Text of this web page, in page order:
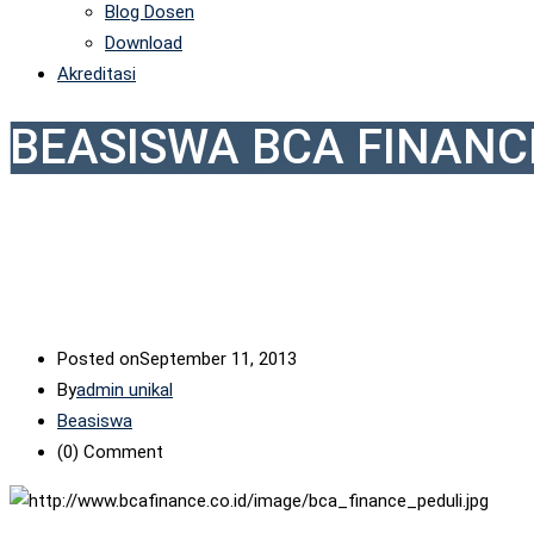
Blog Dosen
Download
Akreditasi
BEASISWA BCA
Posted onSeptember 11, 2013
Byadmin unikal
Beasiswa
(0) Comment